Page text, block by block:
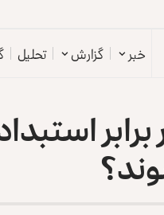
خبر گزارش تحلیل